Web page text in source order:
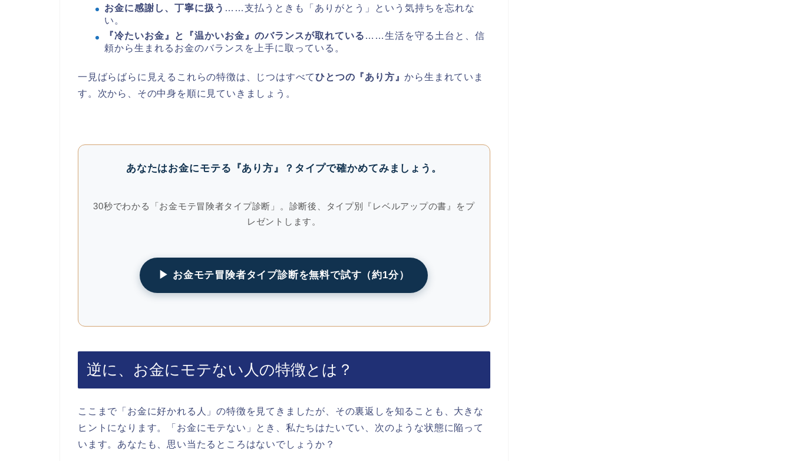
お金に感謝し、丁寧に扱う ……支払うときも「ありがとう」という気持ちを忘れな
い。
『冷たいお金』と『温かいお金』のバランスが取れている ……生活を守る土台と、信
頼から生まれるお金のバランスを上手に取っている。
一見ばらばらに見えるこれらの特徴は、じつはすべてひとつの『あり方』から生まれていま
す。次から、その中身を順に見ていきましょう。
あなたはお金にモテる『あり方』？タイプで確かめてみましょう。
30秒でわかる「お金モテ冒険者タイプ診断」。診断後、タイプ別『レベルアップの書』をプ
レゼントします。
▶ お金モテ冒険者タイプ診断を無料で試す（約1分）
逆に、お金にモテない人の特徴とは？
ここまで「お金に好かれる人」の特徴を見てきましたが、その裏返しを知ることも、大きな
ヒントになります。「お金にモテない」とき、私たちはたいてい、次のような状態に陥って
います。あなたも、思い当たるところはないでしょうか？